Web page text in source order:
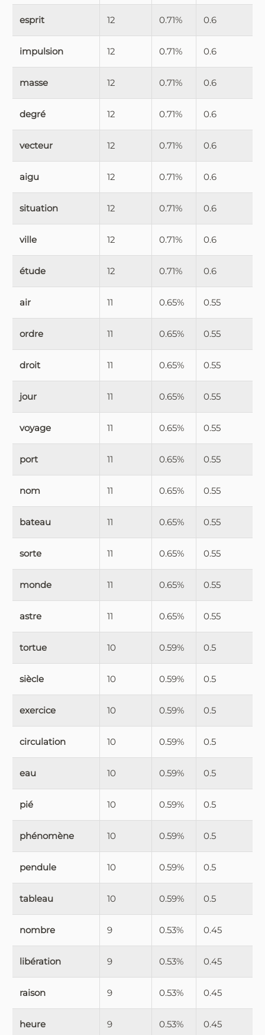
esprit 12 0.71% 0.6
impulsion 12 0.71% 0.6
masse 12 0.71% 0.6
degré 12 0.71% 0.6
vecteur 12 0.71% 0.6
aigu 12 0.71% 0.6
situation 12 0.71% 0.6
ville 12 0.71% 0.6
étude 12 0.71% 0.6
air 11 0.65% 0.55
ordre 11 0.65% 0.55
droit 11 0.65% 0.55
jour 11 0.65% 0.55
voyage 11 0.65% 0.55
port 11 0.65% 0.55
nom 11 0.65% 0.55
bateau 11 0.65% 0.55
sorte 11 0.65% 0.55
monde 11 0.65% 0.55
astre 11 0.65% 0.55
tortue 10 0.59% 0.5
siècle 10 0.59% 0.5
exercice 10 0.59% 0.5
circulation 10 0.59% 0.5
eau 10 0.59% 0.5
pié 10 0.59% 0.5
phénomène 10 0.59% 0.5
pendule 10 0.59% 0.5
tableau 10 0.59% 0.5
nombre 9 0.53% 0.45
libération 9 0.53% 0.45
raison 9 0.53% 0.45
heure 9 0.53% 0.45